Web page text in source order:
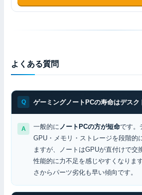
よくある質問
ゲーミングノートPCの寿命はデスク
一般的に ノートPCの方が短命です。
GPU・メモリ・ストレージを段階的
ますが、ノートはGPUが直付けで交
性能的に力不足を感じやすくなりま
さからパーツ劣化も早い傾向です。